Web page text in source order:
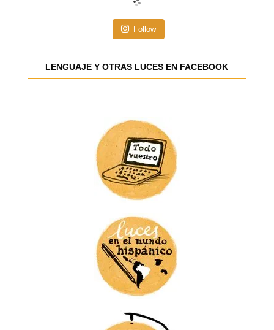
m
Follow
LENGUAJE Y OTRAS LUCES EN FACEBOOK